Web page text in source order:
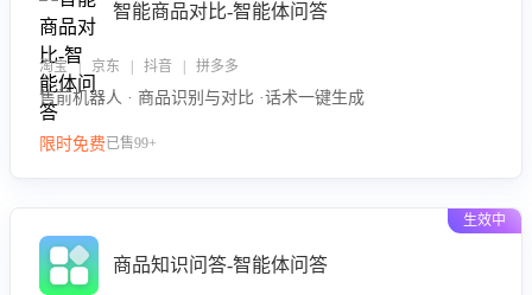
智能商品对比-智能体问答
淘宝 | 京东 | 抖音 | 拼多多
售前机器人 · 商品识别与对比 ·话术一键生成
限时免费已售99+
生效中
商品知识问答-智能体问答